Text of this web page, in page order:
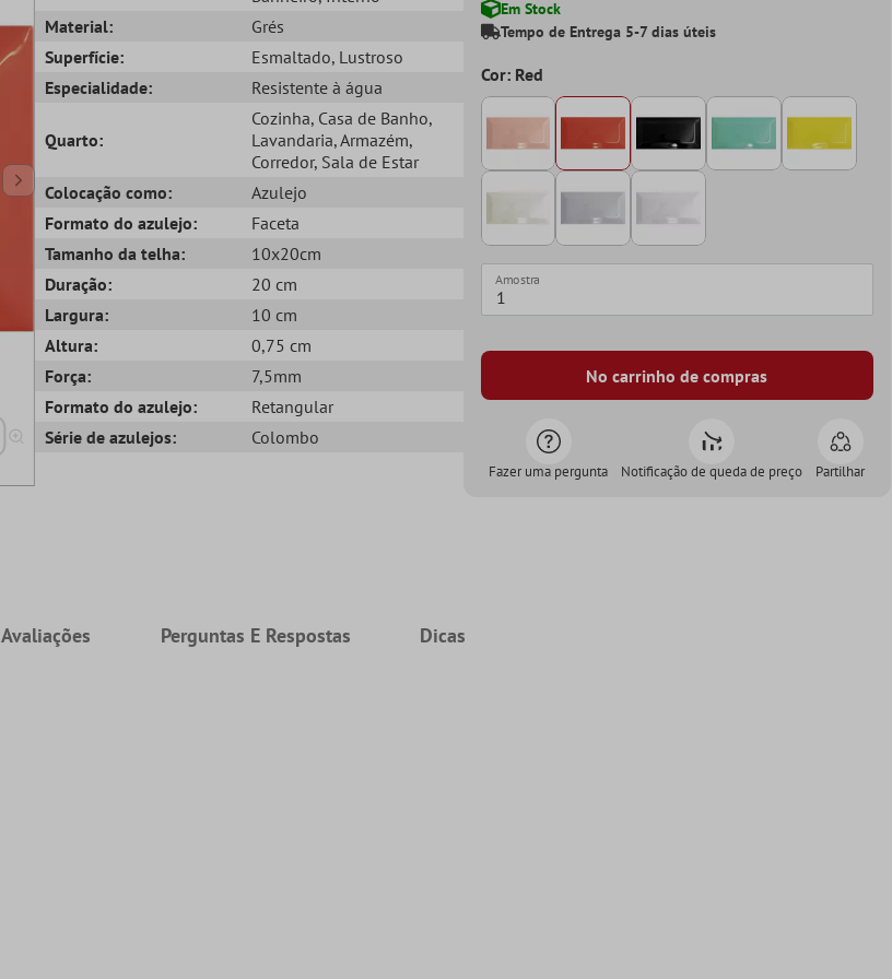
Material:
Grés
Superfície:
Esmaltado, Lustroso
Especialidade:
Resistente à água
Quarto:
Cozinha, Casa de Banho,
Lavandaria, Armazém,
Corredor, Sala de Estar
Colocação como:
Azulejo
Formato do azulejo:
Faceta
Tamanho da telha:
10x20cm
Duração:
20 cm
Largura:
10 cm
Altura:
0,75 cm
Força:
7,5mm
Formato do azulejo:
Retangular
Série de azulejos:
Colombo
Em Stock
Tempo de Entrega 5-7 dias úteis
Cor: Red
Amostra
No carrinho de compras
Fazer uma pergunta Notificação de queda de preço Partilhar
Avaliações Perguntas E Respostas Dicas